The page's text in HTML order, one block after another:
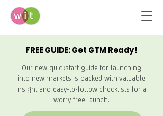
FREE GUIDE: Get GTM Ready!
Our new quickstart guide for launching
into new markets is packed with valuable
insight and easy-to-follow checklists for a
worry-free launch.